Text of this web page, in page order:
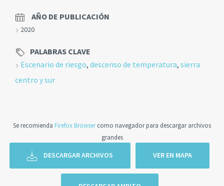
AÑO DE PUBLICACIÓN
2020
PALABRAS CLAVE
Escenario de riesgo, descenso de temperatura, sierra
centro y sur
Se recomienda Firefox Browsercomo navegador para descargar archivos
grandes
DESCARGAR ARCHIVOS VER EN MAPA